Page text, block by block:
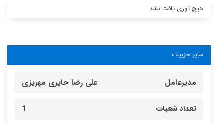
هیچ توری یافت نشد
سایر جزییات
مدیرعامل علی رضا حایری مهریزی
تعداد شعبات 1